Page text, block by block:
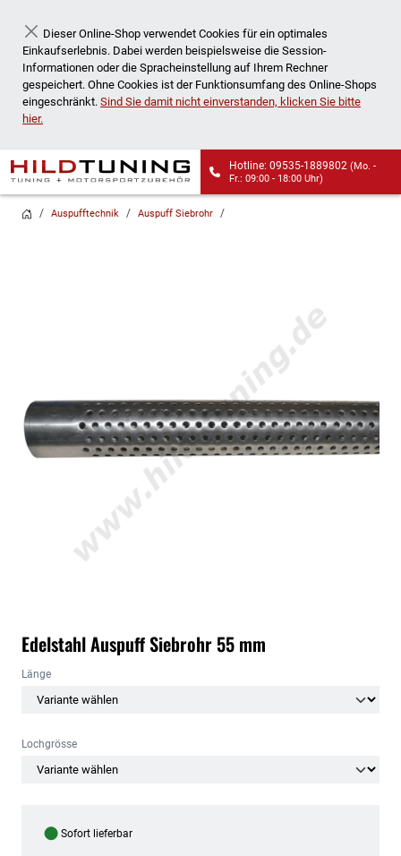
Schließen
Dieser Online-Shop verwendet Cookies für ein optimales
Einkaufserlebnis. Dabei werden beispielsweise die Session-
Informationen oder die Spracheinstellung auf Ihrem Rechner
gespeichert. Ohne Cookies ist der Funktionsumfang des Online-Shops
eingeschränkt. Sind Sie damit nicht einverstanden, klicken Sie bitte
hier.
Hotline: 09535-1889802(Mo. -
Fr.: 09:00 - 18:00 Uhr)
Auspufftechnik Auspuff Siebrohr
Edelstahl Auspuff Siebrohr 55 mm
Länge
Lochgrösse
● Sofort lieferbar